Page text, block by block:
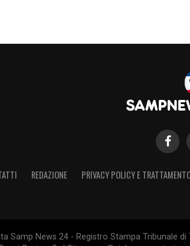
REDAZIONE PRIVACY POLICY E
Samp News 24 - Registro Stampa Tribunale